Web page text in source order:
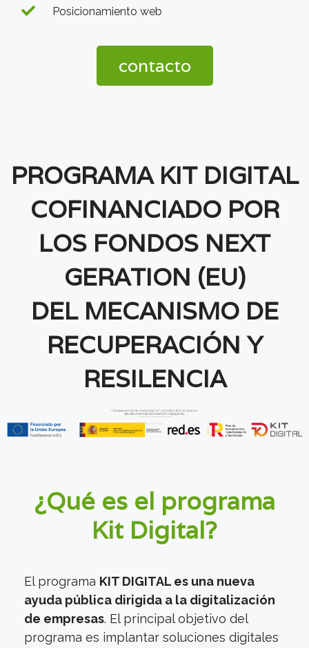
Posicionamiento web
contacto
PROGRAMA KIT DIGITAL
COFINANCIADO POR
LOS FONDOS NEXT
GERATION (EU)
DEL MECANISMO DE
RECUPERACIÓN Y
RESILENCIA
¿Qué es el programa
Kit Digital?
El programa KIT DIGITAL es una nueva
ayuda pública dirigida a la digitalización
de empresas. El principal objetivo del
programa es implantar soluciones digitales